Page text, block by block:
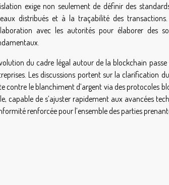
exige non seulement de définir des
distribués et à la traçabilité des
avec les autorités pour élaborer des
du cadre légal autour de la blockchain
Les discussions portent sur la clarification
contre le blanchiment d’argent via des protocoles
capable de s’ajuster rapidement aux avancées
renforcée pour l’ensemble des parties